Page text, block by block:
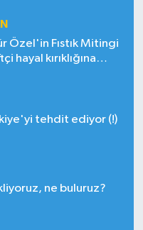
Özel'in Fıstık Mitingi
hayal kırıklığına
tehdit ediyor (!)
ne buluruz?